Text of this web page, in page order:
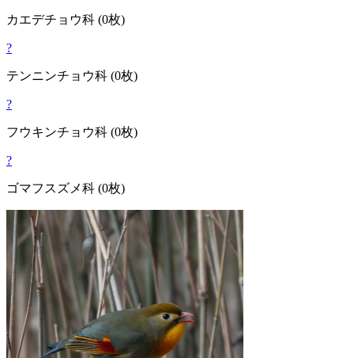
カエデチョウ科 (0枚)
?
テンニンチョウ科 (0枚)
?
フウキンチョウ科 (0枚)
?
ゴマフスズメ科 (0枚)